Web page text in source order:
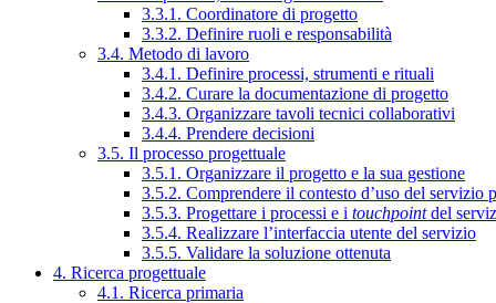
3.3.1. Coordinatore di progetto
3.3.2. Definire ruoli e responsabilità
3.4. Metodo di lavoro
3.4.1. Definire processi, strumenti e rituali
3.4.2. Curare la documentazione di progetto
3.4.3. Organizzare tavoli tecnici collaborativi
3.4.4. Prendere decisioni
3.5. Il processo progettuale
3.5.1. Organizzare il progetto e la sua gestione
3.5.2. Comprendere il contesto d’uso del servizio
3.5.3. Progettare i processi e i touchpointdel
3.5.4. Realizzare l’interfaccia utente del servizio
3.5.5. Validare la soluzione ottenuta
4. Ricerca progettuale
4.1. Ricerca primaria